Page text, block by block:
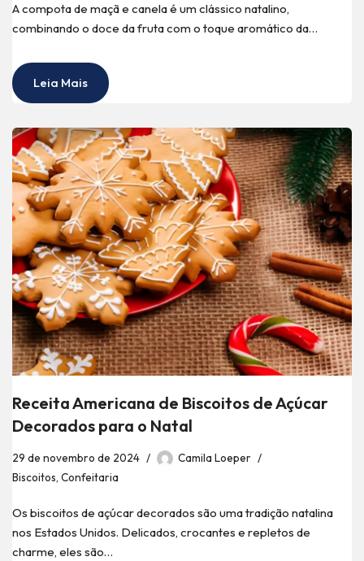
A compota de maçã e canela é um clássico natalino,
combinando o doce da fruta com o toque aromático da…
Leia Mais
Receita Americana de Biscoitos de Açúcar
Decorados para o Natal
29 de novembro de 2024
Camila Loeper
Biscoitos, Confeitaria
Os biscoitos de açúcar decorados são uma tradição natalina
nos Estados Unidos. Delicados, crocantes e repletos de
charme, eles são…